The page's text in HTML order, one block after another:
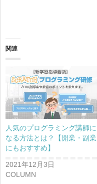
関連
人気のプログラミング講師に
なる方法とは？【開業・副業
にもおすすめ】
2021年12月3日
COLUMN